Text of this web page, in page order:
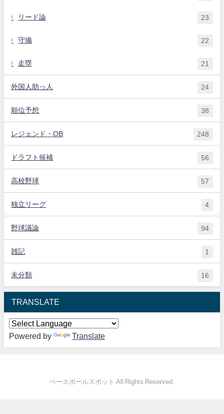
リード論 23
守備 22
走塁 21
外国人助っ人 24
順位予想 38
レジェンド・OB 248
ドラフト候補 56
高校野球 57
独立リーグ 4
野球議論 94
雑記 1
未分類 16
TRANSLATE
Powered by Translate
ベースボールスポット All Rights Reserved.